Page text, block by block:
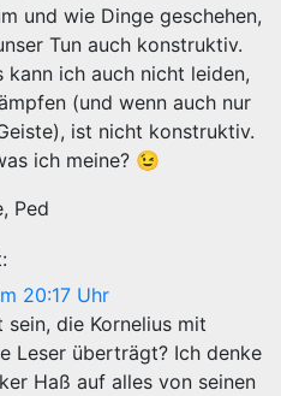
und wie Dinge geschehen,
Tun auch konstruktiv.
kann ich auch nicht leiden,
(und wenn auch nur
ist nicht konstruktiv.
ich meine? 😉
Ped
20:17 Uhr
die Kornelius mit
Leser überträgt? Ich denke
Haß auf alles von seinen